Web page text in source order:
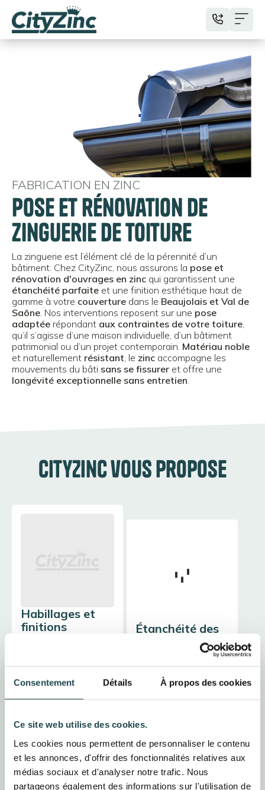
Consentement Détails À propos des cookies
Ce site web utilise des cookies.
Les cookies nous permettent de personnaliser le contenu
et les annonces, d'offrir des fonctionnalités relatives aux
médias sociaux et d'analyser notre trafic. Nous
partageons également des informations sur l'utilisation de
Pose et rénovation de
zinguerie de toiture
FABRICATION EN ZINC
La zinguerie est l’élément clé de la pérennité d’un
bâtiment. Chez CityZinc, nous assurons la pose et
rénovation d'ouvrages en zinc qui garantissent une
étanchéité parfaite et une finition esthétique haut de
gamme à votre couverture dans le Beaujolais et Val de
Saône. Nos interventions reposent sur une pose
adaptée répondant aux contraintes de votre toiture,
qu’il s’agisse d’une maison individuelle, d’un bâtiment
patrimonial ou d’un projet contemporain. Matériau noble
et naturellement résistant, le zinc accompagne les
mouvements du bâti sans se fissurer et offre une
longévité exceptionnelle sans entretien.
CityZinc vous propose
Habillages et
finitions
d'habillages en sous-
face pour protéger
demander
Étanchéité des
points singuliers
Installation de noues,
de cheminée. Nous
sont les plus
fréquentes.
demander